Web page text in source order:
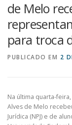
de Melo
para troca
PUBLICADO EM 2
Na última quarta-
Alves de Melo
Jurídica (NPJ) e de